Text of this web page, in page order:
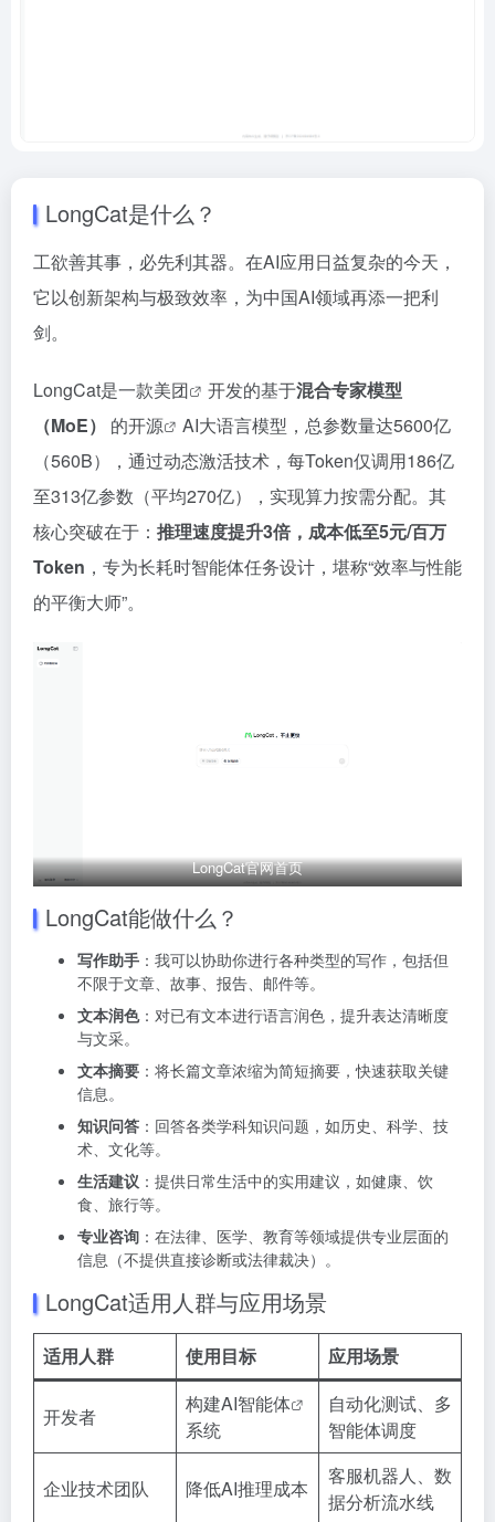
LongCat是什么？
工欲善其事，必先利其器。在AI应用日益复杂的今天，
它以创新架构与极致效率，为中国AI领域再添一把利
剑。
LongCat是一款美团 开发的基于混合专家模型
（MoE）
的开源
AI大语言模型，总参数量达5600亿
（560B），通过动态激活技术，每Token仅调用186亿
至313亿参数（平均270亿），实现算力按需分配。其
核心突破在于： 推理速度提升3倍，成本低至5元/百万
Token ，专为长耗时智能体任务设计，堪称“效率与性能
的平衡大师”。
LongCat官网首页
LongCat能做什么？
写作助手 ：我可以协助你进行各种类型的写作，包括但
不限于文章、故事、报告、邮件等。
文本润色：对已有文本进行语言润色，提升表达清晰度
与文采。
文本摘要 ：将长篇文章浓缩为简短摘要，快速获取关键
信息。
知识问答 ：回答各类学科知识问题，如历史、科学、技
术、文化等。
生活建议 ：提供日常生活中的实用建议，如健康、饮
食、旅行等。
专业咨询 ：在法律、医学、教育等领域提供专业层面的
信息（不提供直接诊断或法律裁决）。
LongCat适用人群与应用场景
适用人群 使用目标 应用场景
开发者
构建AI智能体
系统
自动化测试、多
智能体调度
企业技术团队 降低AI推理成本
客服机器人、数
据分析流水线